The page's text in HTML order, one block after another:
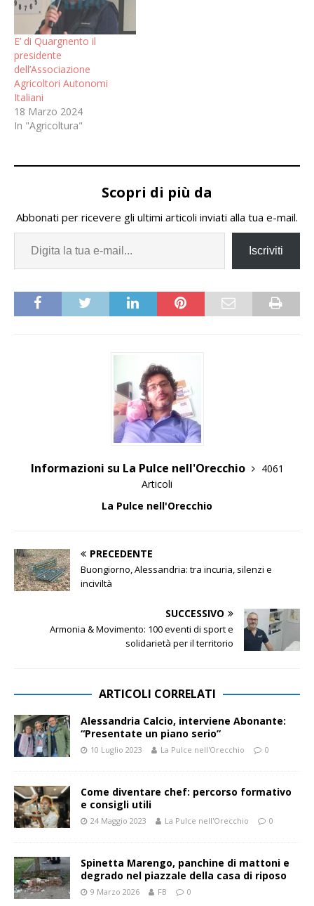
E’ di Quargnento il
presidente
dell’Associazione
Agricoltori Autonomi
Italiani
18 Marzo 2024
In "Agricoltura"
Scopri di più da
Abbonati per ricevere gli ultimi articoli inviati alla tua e-mail.
Iscriviti
Informazioni su La Pulce nell'Orecchio
4061
Articoli
La Pulce nell'Orecchio
PRECEDENTE
Buongiorno, Alessandria: tra incuria, silenzi e
inciviltà
SUCCESSIVO
Armonia & Movimento: 100 eventi di sport e
solidarietà per il territorio
ARTICOLI CORRELATI
Alessandria Calcio, interviene Abonante:
“Presentate un piano serio”
10 Luglio 2023 La Pulce nell'Orecchio 0
Come diventare chef: percorso formativo
e consigli utili
24 Maggio 2023 La Pulce nell'Orecchio 0
Spinetta Marengo, panchine di mattoni e
degrado nel piazzale della casa di riposo
9 Marzo 2026 FB 0